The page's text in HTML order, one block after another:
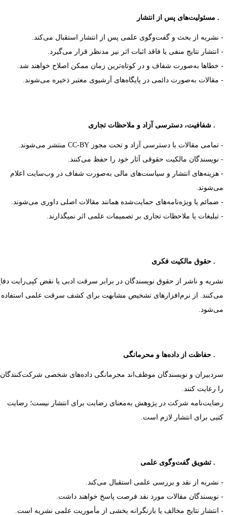
مسئولیت‌های پس از انتشار
نشریه از بحث و گفت‌وگوی علمی پس از انتشار استقبال می‌کند.
نتایج منفی یا فاقد اثبات اثر نیز مدنظر قرار می‌گیرد.
خطاها به‌صورت شفاف و در کوتاه‌ترین زمان ممکن اصلاح خواهند شد.
مقالات به‌صورت دائمی در پایگاه‌های آرشیوی معتبر ذخیره می‌شوند.
تمامی مقالات با دسترسی آزاد و تحت مجوزCC-BYمنتشر می‌شوند.
نویسندگان مالکیت حقوقی آثار خود را حفظ می‌کنند.
هزینه‌های انتشار و سیاست‌های مالی به‌صورت شفاف در وب‌سایت اعلام
ضمائم یا ویژه‌نامه‌های حمایت‌شده همانند مقالات اصلی داوری می‌شوند.
تبلیغات یا ملاحظات تجاری بر تصمیمات علمی اثر نمی­گذارند.
حقوق مالکیت فکری
و ناشر از حقوق نویسندگان در برابر سرقت ادبی یا نقض کپی‌رایت دفاع
از نرم‌افزارهای تشخیص مشابهت برای کشف سرقت علمی استفاده
حفاظت از داده‌ها و محرمانگی
و نویسندگان موظف‌اند محرمانگی داده‌های شخصی شرکت‌کنندگان
رعایت کنند.
شرکت در پژوهش به‌معنای رضایت برای انتشار نیست؛ رضایت
برای انتشار لازم است.
تشویق گفت‌وگوی علمی
نشریه از نقد و بررسی علمی استقبال می‌کند.
نویسندگان مقالات مورد نقد فرصت پاسخ خواهند داشت.
انتشار نتایج مخالف یا بازنگرانه بخشی از مأموریت علمی نشریه است.